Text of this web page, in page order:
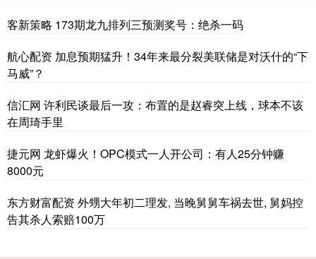
客新策略 173期龙九排列三预测奖号：绝杀一码
航心配资 加息预期猛升！34年来最分裂美联储是对沃什的“下
马威”？
信汇网 许利民谈最后一攻：布置的是赵睿突上线，球本不该
在周琦手里
捷元网 龙虾爆火！OPC模式一人开公司：有人25分钟赚
8000元
东方财富配资 外甥大年初二理发, 当晚舅舅车祸去世, 舅妈控
告其杀人索赔100万